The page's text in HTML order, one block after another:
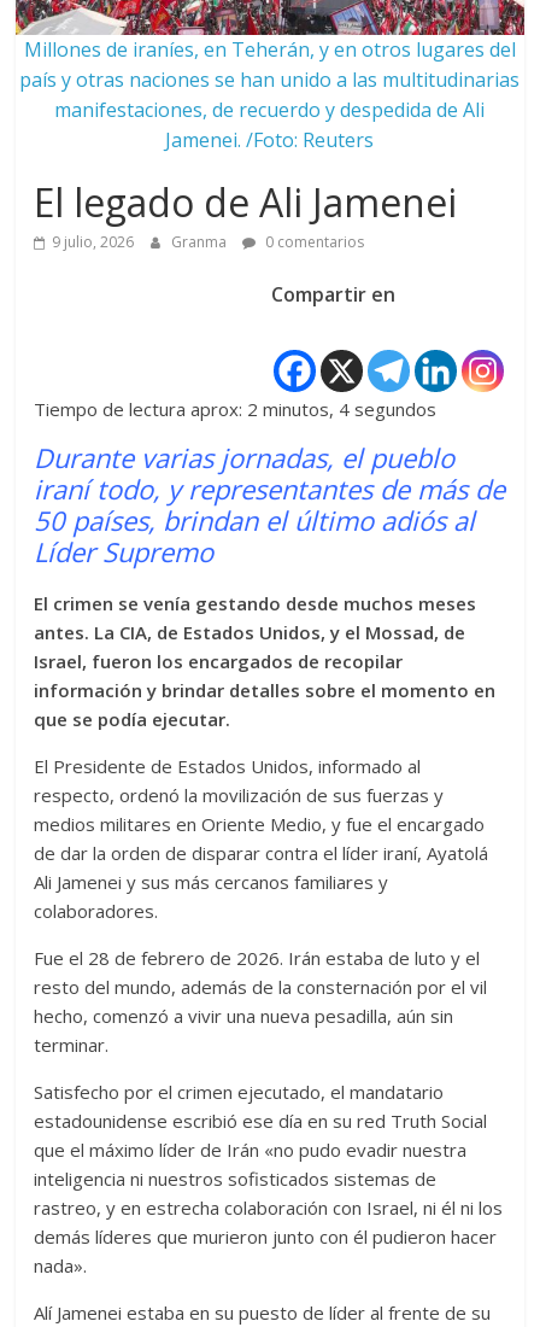
Millones de iraníes, en Teherán, y en otros lugares del
país y otras naciones se han unido a las multitudinarias
manifestaciones, de recuerdo y despedida de Ali
Jamenei. /Foto: Reuters
El legado de Ali Jamenei
9 julio, 2026 Granma 0 comentarios
Compartir en
Tiempo de lectura aprox: 2 minutos, 4 segundos
Durante varias jornadas, el pueblo
iraní todo, y representantes de más de
50 países, brindan el último adiós al
Líder Supremo
El crimen se venía gestando desde muchos meses
antes. La CIA, de Estados Unidos, y el Mossad, de
Israel, fueron los encargados de recopilar
información y brindar detalles sobre el momento en
que se podía ejecutar.
El Presidente de Estados Unidos, informado al
respecto, ordenó la movilización de sus fuerzas y
medios militares en Oriente Medio, y fue el encargado
de dar la orden de disparar contra el líder iraní, Ayatolá
Ali Jamenei y sus más cercanos familiares y
colaboradores.
Fue el 28 de febrero de 2026. Irán estaba de luto y el
resto del mundo, además de la consternación por el vil
hecho, comenzó a vivir una nueva pesadilla, aún sin
terminar.
Satisfecho por el crimen ejecutado, el mandatario
estadounidense escribió ese día en su red Truth Social
que el máximo líder de Irán «no pudo evadir nuestra
inteligencia ni nuestros sofisticados sistemas de
rastreo, y en estrecha colaboración con Israel, ni él ni los
demás líderes que murieron junto con él pudieron hacer
nada».
Alí Jamenei estaba en su puesto de líder al frente de su